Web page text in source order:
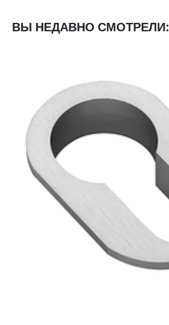
ВЫ НЕДАВНО СМОТРЕЛИ: